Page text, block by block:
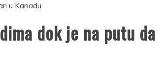
dok je na putu da